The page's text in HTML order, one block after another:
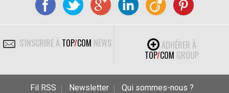
S'INSCRIRE À TOP/COM NEWS
ADHÉRER À
TOP/COM GROUP
Fil RSS Newsletter
Qui sommes-nous ?